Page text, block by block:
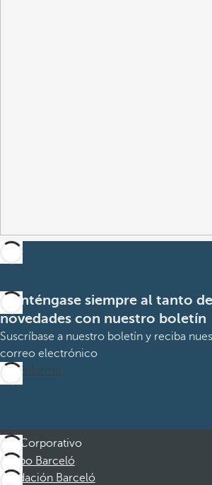
Manténgase siempre al tanto
novedades con nuestro boletín
Suscríbase a nuestro boletín y reciba
correo electrónico
Suscribirme
Corporativo
Grupo Barceló
Fundación Barceló